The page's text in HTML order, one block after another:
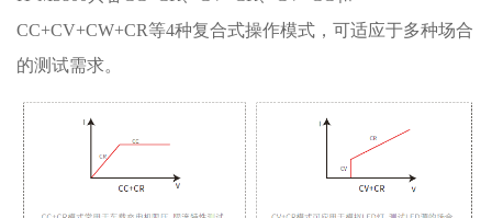
CC+CV+CW+CR等4种复合式操作模式，可适应于多种场合
的测试需求。